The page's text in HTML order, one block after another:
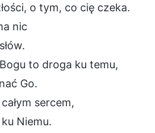
o tym, co cię czeka.
nic
to droga ku temu,
Go.
sercem,
Niemu.